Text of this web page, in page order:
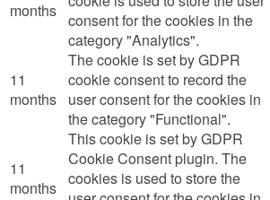
months consent for the cookies in the
category "Analytics".
11
months
The cookie is set by GDPR
cookie consent to record the
user consent for the cookies in
the category "Functional".
11
months
This cookie is set by GDPR
Cookie Consent plugin. The
cookies is used to store the